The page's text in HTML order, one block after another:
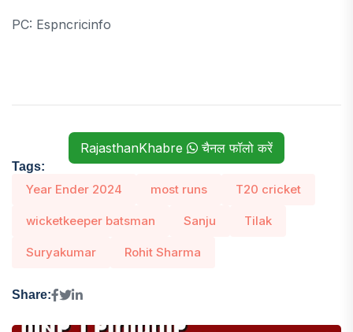
PC: Espncricinfo
RajasthanKhabre चैनल फॉलो करें
Tags:
Year Ender 2024 most runs T20 cricket
wicketkeeper batsman Sanju Tilak
Suryakumar Rohit Sharma
Share: